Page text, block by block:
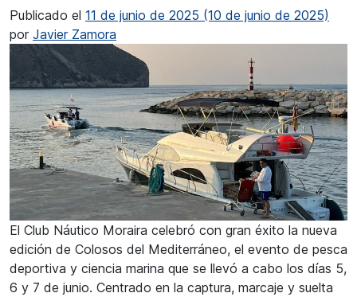
Publicado el 11 de junio de 2025 (10 de junio de 2025)
por Javier Zamora
El Club Náutico Moraira celebró con gran éxito la nueva
edición de Colosos del Mediterráneo, el evento de pesca
deportiva y ciencia marina que se llevó a cabo los días 5,
6 y 7 de junio. Centrado en la captura, marcaje y suelta